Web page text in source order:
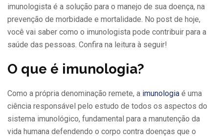
imunologista é a solução para o manejo de sua doença, na
prevenção de morbidade e mortalidade. No post de hoje,
você vai saber como o imunologista pode contribuir para a
saúde das pessoas. Confira na leitura à seguir!
O que é imunologia?
Como a própria denominação remete, a imunologia é uma
ciência responsável pelo estudo de todos os aspectos do
sistema imunológico, fundamental para a manutenção da
vida humana defendendo o corpo contra doenças que o